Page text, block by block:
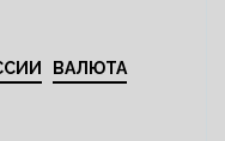
ВАЛЮТА